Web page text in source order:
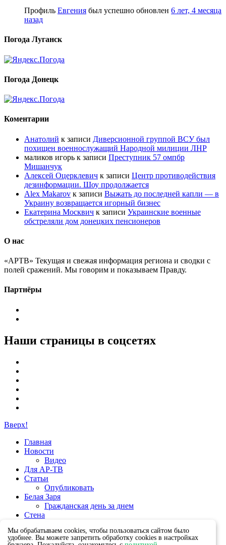
Профиль Евгения был успешно обновлен 6 лет, 4 месяца
назад
Погода Луганск
Погода Донецк
Коментарии
Анатолий к записи Диверсионной группой ВСУ был
похищен военнослужащий Народной милиции ЛНР
маликов игорь к записи Преступник 57 омпбр
Мишанчук
Алексей Оцерклевич к записи Центр противодействия
дезинформации. Шоу продолжается
Alex Makarov к записи Выжать до последней капли — в
Украину возвращается игорный бизнес
Екатерина Москвич к записи Украинские военные
обстреляли дом донецких пенсионеров
О нас
«АРТВ» Текущая и свежая информация региона и сводки с
полей сражений. Мы говорим и показываем Правду.
Партнёры
Наши страницы в соцсетях
Вверх!
Главная
Новости
Видео
Для АР-ТВ
Статьи
Опубликовать
Белая Заря
Гражданская день за днем
Стена
Мы обрабатываем cookies, чтобы пользоваться сайтом было
удобнее. Вы можете запретить обработку cookies в настройках